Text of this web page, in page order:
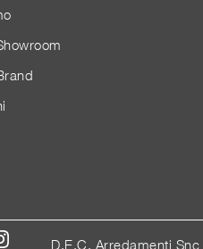
D.E.C. Arredamenti